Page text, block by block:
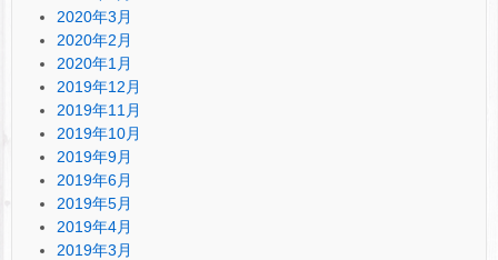
2020年3月
2020年2月
2020年1月
2019年12月
2019年11月
2019年10月
2019年9月
2019年6月
2019年5月
2019年4月
2019年3月